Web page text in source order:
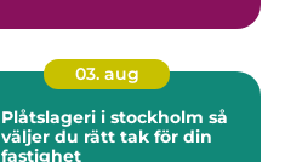
03. aug
Plåtslageri i stockholm så
väljer du rätt tak för din
fastighet